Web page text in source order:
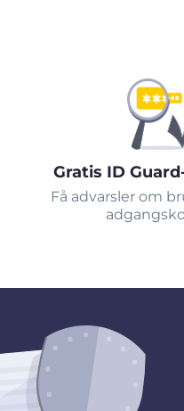
Gratis ID
Få advarsler om